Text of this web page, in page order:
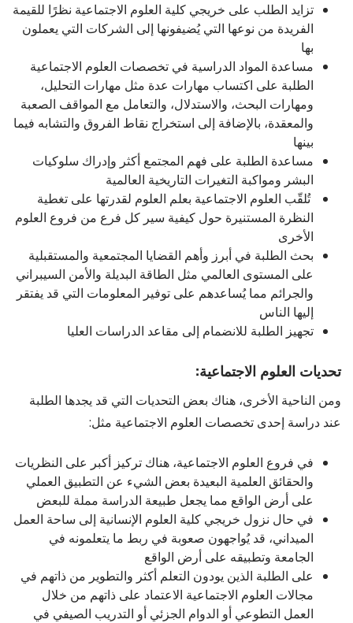
تزايد الطلب على خريجي كلية العلوم الاجتماعية نظرًا للقيمة
الفريدة من نوعها التي يُضيفونها إلى الشركات التي يعملون
بها
مساعدة المواد الدراسية في تخصصات العلوم الاجتماعية
الطلبة على اكتساب مهارات عدة مثل مهارات التحليل،
ومهارات البحث، والاستدلال، والتعامل مع المواقف الصعبة
والمعقدة، بالإضافة إلى استخراج نقاط الفروق والتشابه فيما
بينها
مساعدة الطلبة على فهم المجتمع أكثر وإدراك سلوكيات
البشر ومواكبة التغيرات التاريخية العالمية
تُلقّب العلوم الاجتماعية بعلم العلوم لقدرتها على تغطية
النظرة المستنيرة حول كيفية سير كل فرع من فروع العلوم
الأخرى
بحث الطلبة في أبرز وأهم القضايا المجتمعية والمستقبلية
على المستوى العالمي مثل الطاقة البديلة والأمن السيبراني
والجرائم مما يُساعدهم على توفير المعلومات التي قد يفتقر
إليها الناس
تجهيز الطلبة للانضمام إلى مقاعد الدراسات العليا
تحديات العلوم الاجتماعية:
ومن الناحية الأخرى، هناك بعض التحديات التي قد يجدها الطلبة
عند دراسة إحدى تخصصات العلوم الاجتماعية مثل:
في فروع العلوم الاجتماعية، هناك تركيز أكبر على النظريات
والحقائق العلمية البعيدة بعض الشيء عن التطبيق العملي
على أرض الواقع مما يجعل طبيعة الدراسة مملة للبعض
في حال نزول خريجي كلية العلوم الإنسانية إلى ساحة العمل
الميداني، قد يُواجهون صعوبة في ربط ما يتعلمونه في
الجامعة وتطبيقه على أرض الواقع
على الطلبة الذين يودون التعلم أكثر والتطوير من ذاتهم في
مجالات العلوم الاجتماعية الاعتماد على ذاتهم من خلال
العمل التطوعي أو الدوام الجزئي أو التدريب الصيفي في